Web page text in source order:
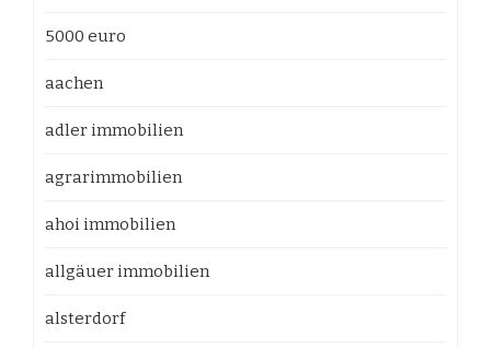
5000 euro
aachen
adler immobilien
agrarimmobilien
ahoi immobilien
allgäuer immobilien
alsterdorf